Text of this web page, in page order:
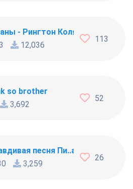
- Рингтон Коляна
12,036
113
so brother
3,692
52
песня Пи..абола
3,259
26